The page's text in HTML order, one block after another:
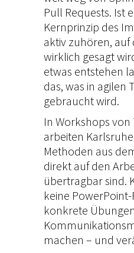
Pull Requests. Ist
Kernprinzip des
aktiv zuhören, auf
wirklich gesagt
etwas entstehen
das, was in agilen
gebraucht wird.
In Workshops von
arbeiten
Methoden aus
direkt auf den
übertragbarsind.
keine
konkrete
machen – und